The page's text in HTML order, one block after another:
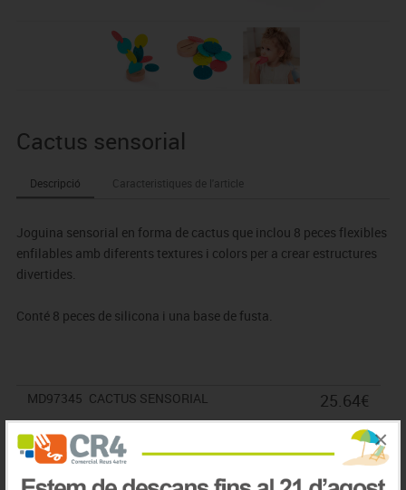
×
Cactus sensorial
Descripció Caracteristiques de l'article
Joguina sensorial en forma de cactus que inclou 8 peces flexibles
enfilables amb diferents textures i colors per a crear estructures
divertides.
Conté 8 peces de silicona i una base de fusta.
MD97345 CACTUS SENSORIAL
25.64€